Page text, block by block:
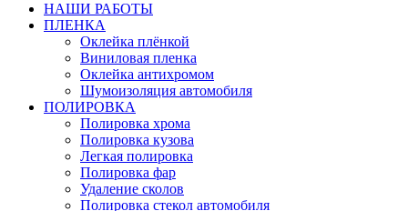
НАШИ РАБОТЫ
ПЛЕНКА
Оклейка плёнкой
Виниловая пленка
Оклейка антихромом
Шумоизоляция автомобиля
ПОЛИРОВКА
Полировка хрома
Полировка кузова
Легкая полировка
Полировка фар
Удаление сколов
Полировка стекол автомобиля